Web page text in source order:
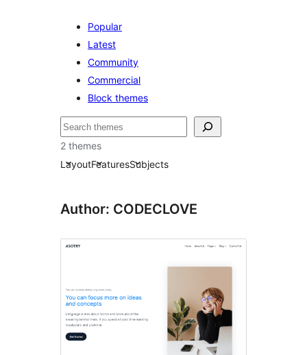
Popular
Latest
Community
Commercial
Block themes
ค้นหา
2 themes
LayoutFeaturesSubjects
Author: CODECLOVE